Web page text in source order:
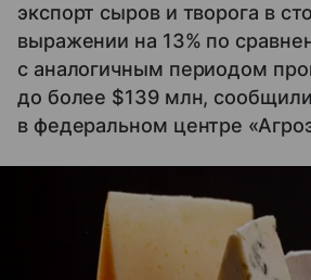
экспорт сыров и творога в
выражении на 13% по
с аналогичным периодом
до более $139 млн,
в федеральном центре